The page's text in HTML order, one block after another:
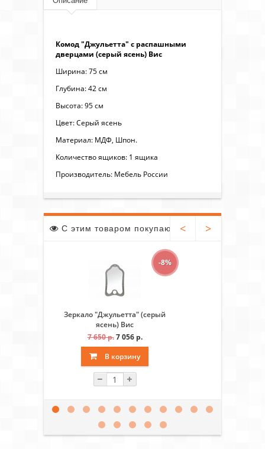
Комод "Джульетта" с распашными
дверцами (серый ясень) Вис
Ширина: 75 см
Глубина: 42 см
Высота: 95 см
Цвет: Серый ясень
Материал: МДФ, Шпон.
Количество ящиков: 1 ящика
Производитель: Мебель России
С этим товаром покупают
-8%
Зеркало "Джульетта" (серый
ясень) Вис
7 650 р. 7 056 р.
В корзину
< >